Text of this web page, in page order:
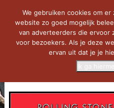
We gebruiken cookies om
website zo goed mogelijk
van adverteerders die ervoor
voor bezoekers. Als je deze
ervan uit dat je je
Ik ga